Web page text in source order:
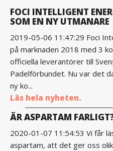
FOCI INTELLIGENT
SOM EN NY UTMANARE
2019-05-06 11:47:29 Foci
på marknaden 2018 med 3
officiella leverantörer till
Padelförbundet. Nu var det
ny ko...
Läs hela nyheten.
ÄR ASPARTAM
2020-01-07 11:54:53 Vi får
aspartam, att det ger oss